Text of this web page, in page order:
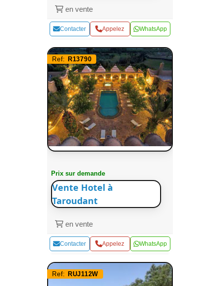
en vente
Contacter Appelez WhatsApp
Ref: R13790
Prix sur demande
Vente Hotel à
Taroudant
en vente
Contacter Appelez WhatsApp
Ref: RUJ112W